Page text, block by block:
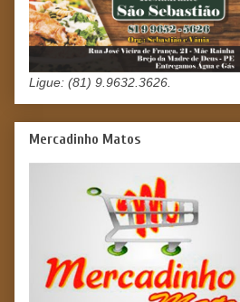
Ligue: (81) 9.9632.3626.
Mercadinho Matos